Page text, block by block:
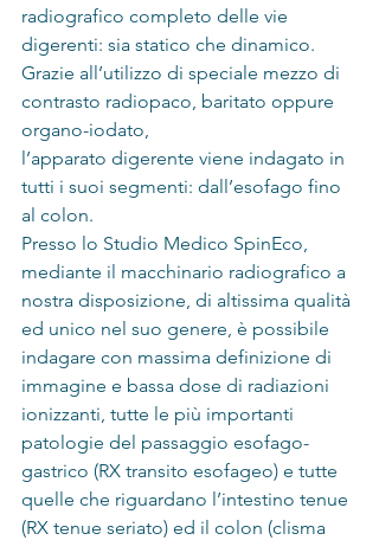
radiografico completo delle vie
digerenti: sia statico che dinamico.
Grazie all’utilizzo di speciale mezzo di
contrasto radiopaco, baritato oppure
organo-iodato,
l’apparato digerente viene indagato in
tutti i suoi segmenti: dall’esofago fino
al colon.
Presso lo Studio Medico SpinEco,
mediante il macchinario radiografico a
nostra disposizione, di altissima qualità
ed unico nel suo genere, è possibile
indagare con massima definizione di
immagine e bassa dose di radiazioni
ionizzanti, tutte le più importanti
patologie del passaggio esofago-
gastrico (RX transito esofageo) e tutte
quelle che riguardano l’intestino tenue
(RX tenue seriato) ed il colon (clisma